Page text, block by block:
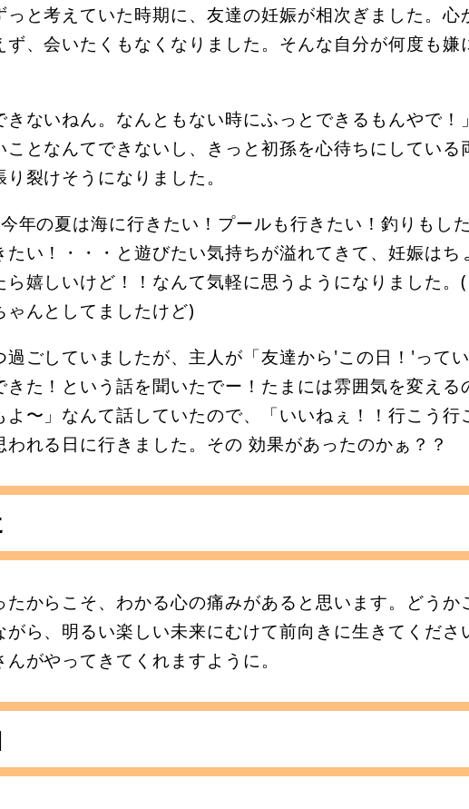
っと考えていた時期に、友達の妊娠が相次ぎました。心
ず、会いたくもなくなりました。そんな自分が何度も嫌
きないねん。なんともない時にふっとできるもんやで！
となんてできないし、きっと初孫を心待ちにしている
裂けそうになりました。
年の夏は海に行きたい！プールも行きたい！釣りもし
い！・・・と遊びたい気持ちが溢れてきて、妊娠はち
嬉しいけど！！なんて気軽に思うようになりました。(
んとしてましたけど)
過ごしていましたが、主人が「友達から'この日！'って
た！という話を聞いたでー！たまには雰囲気を変える
〜」なんて話していたので、「いいねぇ！！行こう行
れる日に行きました。その 効果があったのかぁ？？
からこそ、わかる心の痛みがあると思います。どうか
ら、明るい楽しい未来にむけて前向きに生きてくださ
がやってきてくれますように。